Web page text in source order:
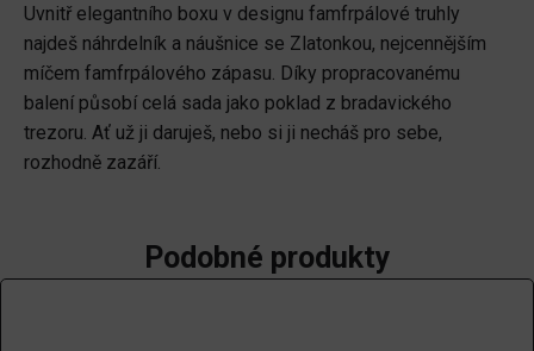
Uvnitř elegantního boxu v designu famfrpálové truhly
najdeš náhrdelník a náušnice se Zlatonkou, nejcennějším
míčem famfrpálového zápasu. Díky propracovanému
balení působí celá sada jako poklad z bradavického
trezoru. Ať už ji daruješ, nebo si ji necháš pro sebe,
rozhodně zazáří.
Podobné produkty